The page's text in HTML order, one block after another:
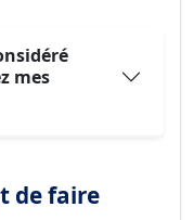
mes
de faire